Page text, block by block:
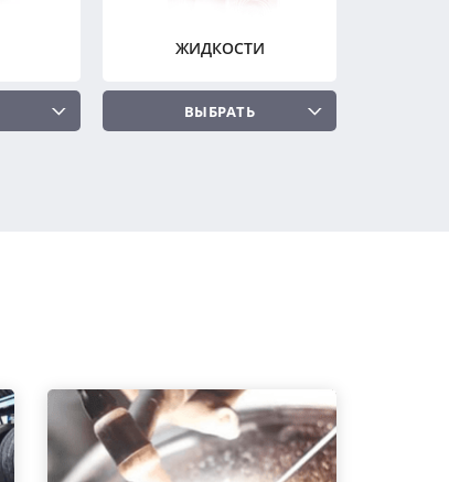
ЖИДКОСТИ
ВЫБРАТЬ